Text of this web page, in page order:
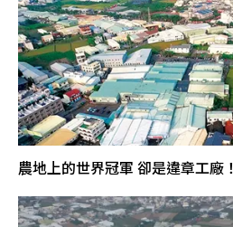
農地上的世界冠軍 卻是違章工廠！